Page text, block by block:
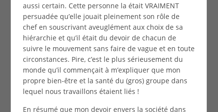
aussi certain. Cette personne la était VRAIMENT
persuadée qu’elle jouait pleinement son rôle de
chef en souscrivant aveuglément aux choix de sa
hiérarchie et qu’il était du devoir de chacun de
suivre le mouvement sans faire de vague et en toute
circonstances. Pire, c’est le plus sérieusement du
monde qu’il commençait à m’expliquer que mon
propre bien-être et la santé du (gros) groupe dans
lequel nous travaillons étaient liés !
En résumé que mon devoir envers la société dans